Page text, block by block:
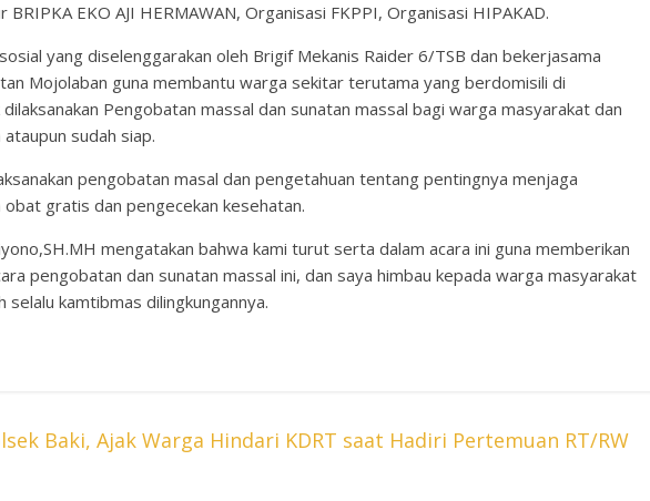
EKO AJI HERMAWAN, Organisasi FKPPI, Organisasi HIPAKAD.
yang diselenggarakan oleh Brigif Mekanis Raider 6/TSB dan bekerjasama
Mojolaban guna membantu warga sekitar terutama yang berdomisili di
Pengobatan massal dan sunatan massal bagi warga masyarakat dan
sudah siap.
pengobatan masal dan pengetahuan tentang pentingnya menjaga
gratis dan pengecekan kesehatan.
mengatakan bahwa kami turut serta dalam acara ini guna memberikan
pengobatan dan sunatan massal ini, dan saya himbau kepada warga masyarakat
kamtibmas dilingkungannya.
Baki, Ajak Warga Hindari KDRT saat Hadiri Pertemuan RT/RW